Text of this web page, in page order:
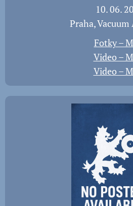
📅 10. 06.
📍 Praha,
Fotky –
Video –
Video –